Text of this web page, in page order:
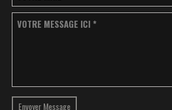
VOTRE MESSAGE ICI *
Envoyer Message